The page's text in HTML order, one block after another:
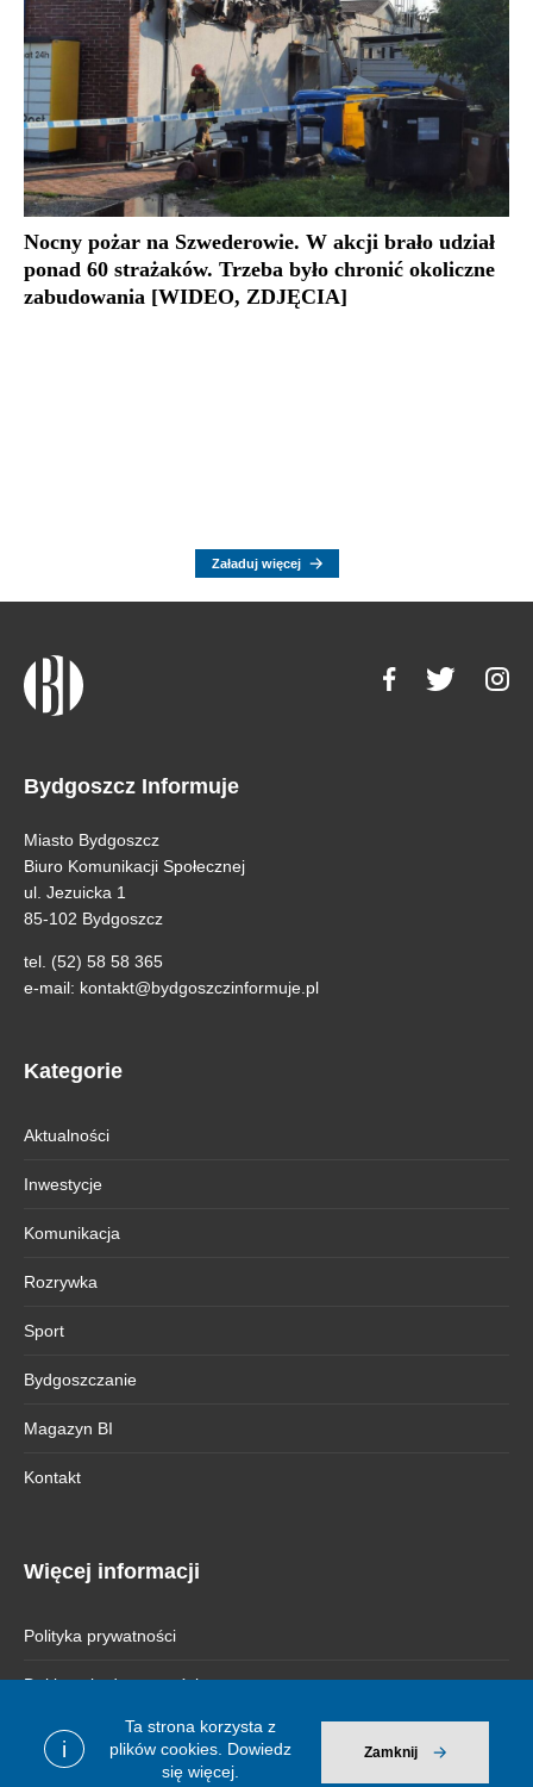
i
Ta strona korzysta z
plików cookies. Dowiedz
się więcej.
Zamknij
Nocny pożar na Szwederowie. W akcji brało udział
ponad 60 strażaków. Trzeba było chronić okoliczne
zabudowania [WIDEO, ZDJĘCIA]
Załaduj więcej
Bydgoszcz Informuje
Miasto Bydgoszcz
Biuro Komunikacji Społecznej
ul. Jezuicka 1
85-102 Bydgoszcz
tel. (52) 58 58 365
e-mail: kontakt@bydgoszczinformuje.pl
Kategorie
Aktualności
Inwestycje
Komunikacja
Rozrywka
Sport
Bydgoszczanie
Magazyn BI
Kontakt
Więcej informacji
Polityka prywatności
Deklaracja dostępności